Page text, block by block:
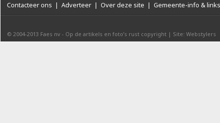
Contacteer ons | Adverteer | Over deze site | Gemeente-info & links
© 2004-2013 Faes nv - Op de artikels en foto’s rust copyright | Site: Webstylers